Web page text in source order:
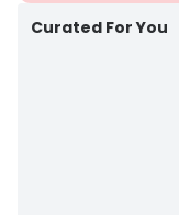
Curated For You